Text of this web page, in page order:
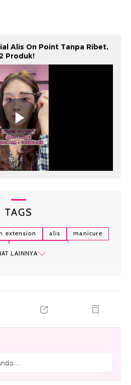
Alis On Point Tanpa Ribet,
Produk!
TAGS
extension alis
manicure
LAINNYA